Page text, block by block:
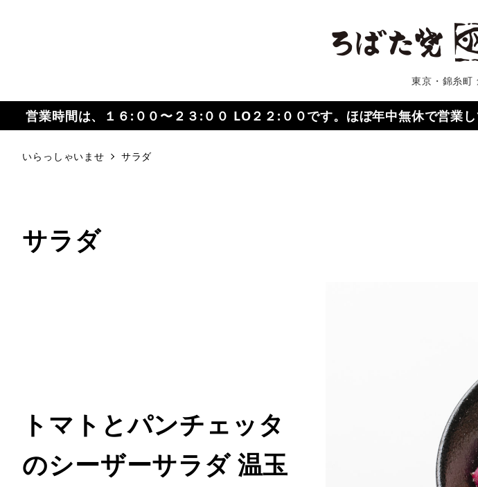
東京・錦糸町
営業時間は、１６:００〜２３:００ LO２２:００です。ほぼ年中無休で営業
いらっしゃいませ サラダ
サラダ
トマトとパンチェッタ
のシーザーサラダ 温玉